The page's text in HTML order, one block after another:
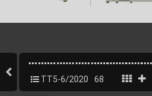
TT5-6/2020 68